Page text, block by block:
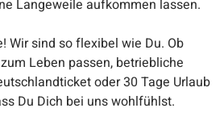
Langeweile aufkommen lassen.
Wir sind so flexibel wie Du. Ob
Leben passen, betriebliche
oder 30 Tage Urlaub
Du Dich bei uns wohlfühlst.